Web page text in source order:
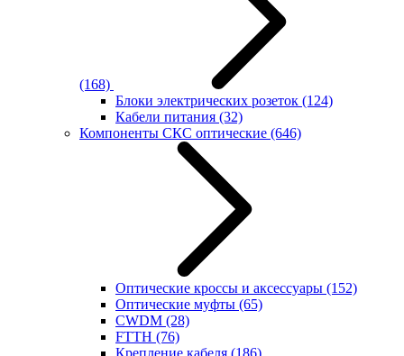
(168)
Блоки электрических розеток (124)
Кабели питания (32)
Компоненты СКС оптические (646)
Оптические кроссы и аксессуары (152)
Оптические муфты (65)
CWDM (28)
FTTH (76)
Крепление кабеля (186)